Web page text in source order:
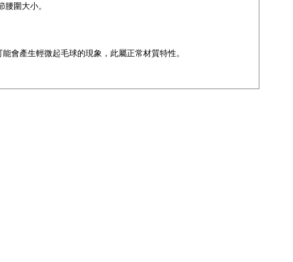
圍大小。
會產生輕微起毛球的現象，此屬正常材質特性。